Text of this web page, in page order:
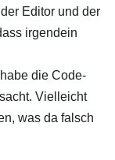
Editor und der
irgendein
die Code-
Vielleicht
was da falsch